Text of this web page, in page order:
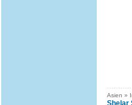
Asien »
Shelar